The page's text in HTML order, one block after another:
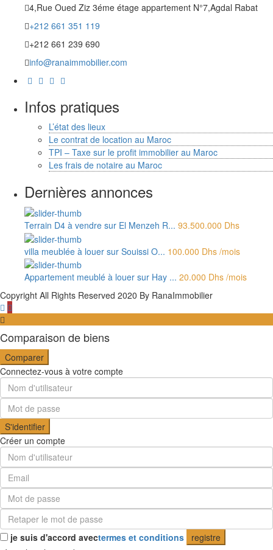
4,Rue Oued Ziz 3éme étage appartement N°7,Agdal Rabat
+212 661 351 119
+212 661 239 690
info@ranaimmobilier.com
Infos pratiques
L’état des lieux
Le contrat de location au Maroc
TPI – Taxe sur le profit immobilier au Maroc
Les frais de notaire au Maroc
Dernières annonces
Terrain D4 à vendre sur El Menzeh R... 93.500.000 Dhs
villa meublée à louer sur Souissi O... 100.000 Dhs /mois
Appartement meublé à louer sur Hay ... 20.000 Dhs /mois
Copyright All Rights Reserved 2020 By RanaImmobilier
Comparaison de biens
Comparer
Connectez-vous à votre compte
S'identifier
Créer un compte
je suis d'accord avectermes et conditions
registre